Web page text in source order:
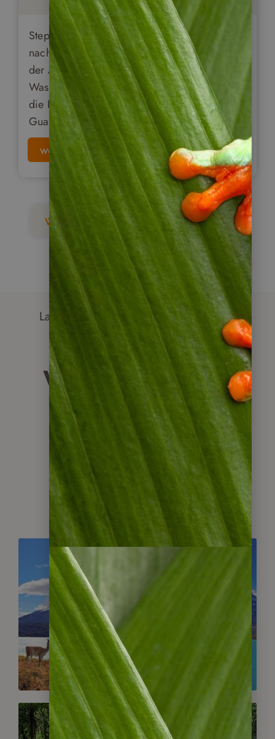
Stephan Martens berichtet von seiner Reise
nach Guatemala. Begeistert hat ihn besonders
der Atitlan See und die türkisgrünen
Wasserbecken Semuc Champey. Doch auch
die Begegnung mit dem traditionellen
Guatemala faszinierte ihn.
weiterlesen
weitere Guatemala Blogartikel
Lateinamerika mit anderen entdecken
Weitere beliebte
Reiseziele für
Gruppenreisen
Chile
Gruppenreisen